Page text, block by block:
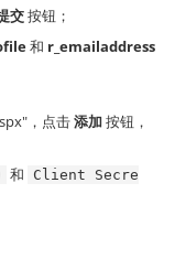
交按钮；
和 r_emailaddress
，点击添加按钮，
和
Client Secre